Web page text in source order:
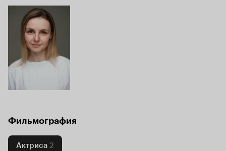
Фильмография
Актриса 2